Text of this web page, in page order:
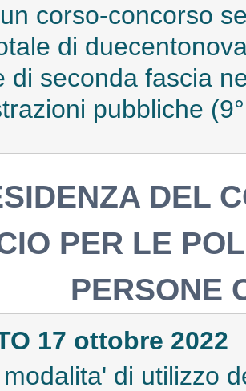
corso-concorso
di
di seconda fascia
pubbliche
DEL
PER LE
PERSONE
17 ottobre 2022
di utilizzo